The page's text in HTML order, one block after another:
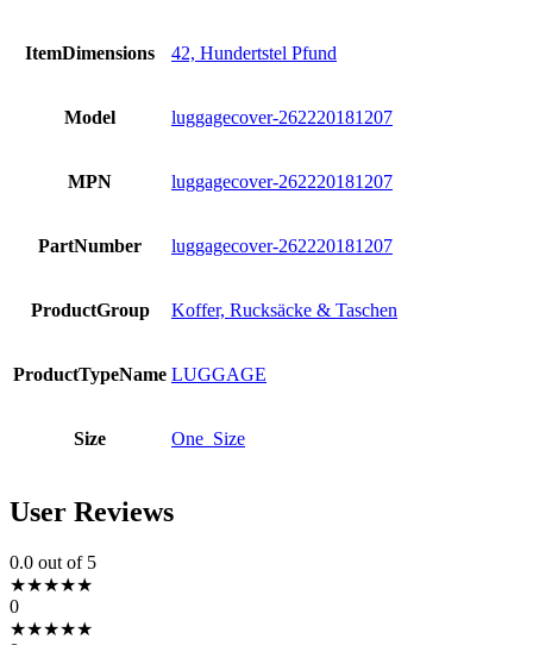
ItemDimensions 42, Hundertstel Pfund
Model luggagecover-262220181207
MPN luggagecover-262220181207
PartNumber luggagecover-262220181207
ProductGroup Koffer, Rucksäcke & Taschen
ProductTypeName LUGGAGE
Size One_Size
User Reviews
0.0 out of 5
★★★★★
0
★★★★★